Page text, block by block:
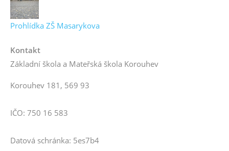
Prohlídka ZŠ Masarykova
Kontakt
Základní škola a Mateřská škola Korouhev
Korouhev 181, 569 93
IČO: 750 16 583
Datová schránka: 5es7b4